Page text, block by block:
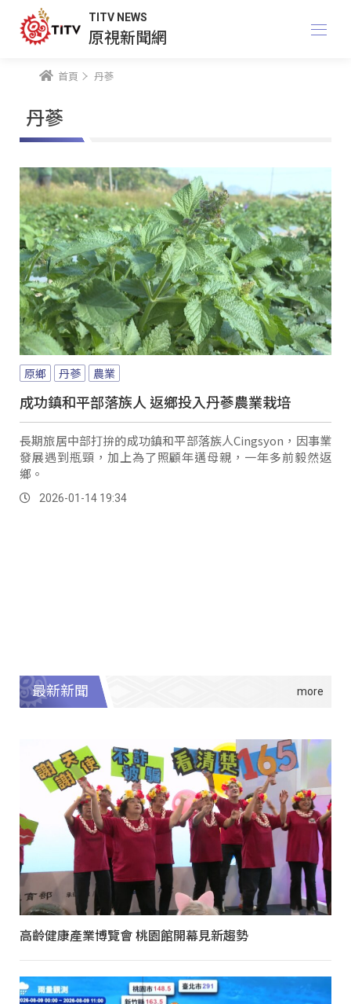
TITV NEWS
原視新聞網
首頁 丹蔘
丹蔘
原鄉 丹蔘 農業
成功鎮和平部落族人 返鄉投入丹蔘農業栽培
長期旅居中部打拚的成功鎮和平部落族人Cingsyon，因事業
發展遇到瓶頸，加上為了照顧年邁母親，一年多前毅然返
鄉。
2026-01-14 19:34
最新新聞
高齡健康產業博覽會 桃園館開幕見新趨勢